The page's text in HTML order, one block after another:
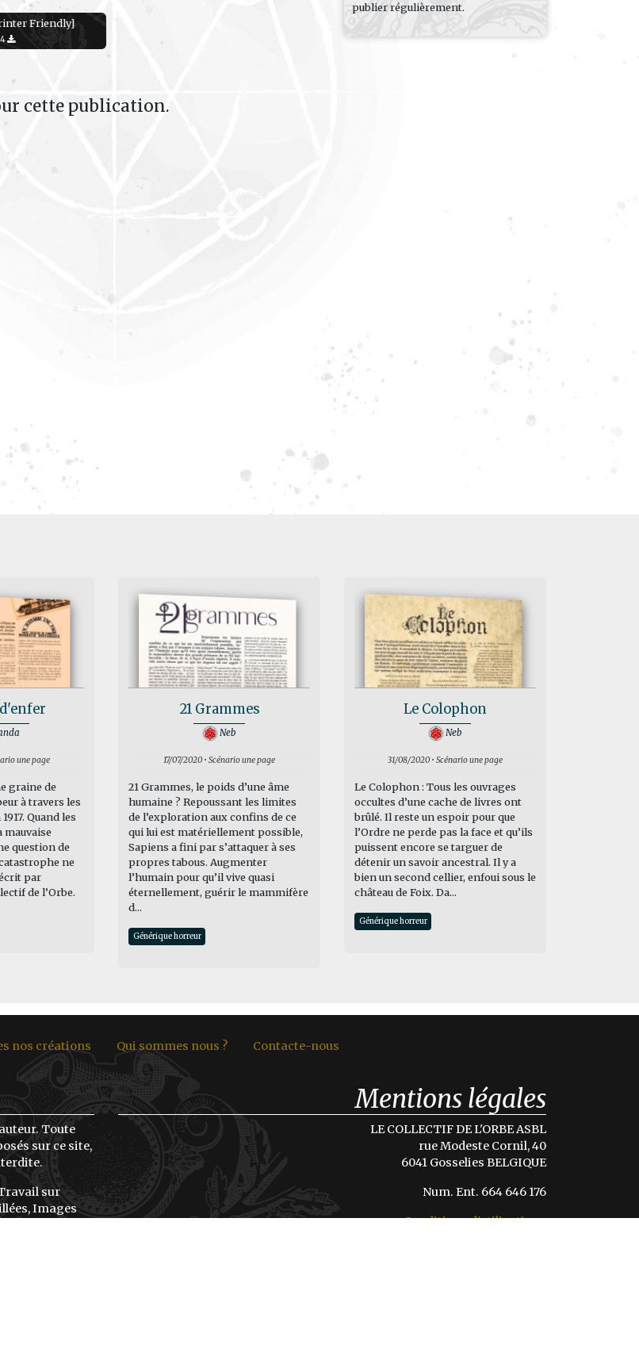
Friendly]
cette publication.
publier régulièrement.
une page
graine de
à travers les
Quand les
mauvaise
question de
ne
par
de l’Orbe.
21 Grammes
Neb
17/07/2020 • Scénario une page
21 Grammes, le poids d’une âme
humaine ? Repoussant les limites
de l’exploration aux confins de ce
qui lui est matériellement possible,
Sapiens a fini par s’attaquer à ses
propres tabous. Augmenter
l’humain pour qu’il vive quasi
éternellement, guérir le mammifère
d...
Générique horreur
Le Colophon
Neb
31/08/2020 • Scénario une page
Le Colophon : Tous les ouvrages
occultes d’une cache de livres ont
brûlé. Il reste un espoir pour que
l’Ordre ne perde pas la face et qu’ils
puissent encore se targuer de
détenir un savoir ancestral. Il y a
bien un second cellier, enfoui sous le
château de Foix. Da...
Générique horreur
nos créations Qui sommes nous ? Contacte-nous
Toute
sur ce site,
sur
Images
Mentions légales
LE COLLECTIF DE L'ORBE ASBL
rue Modeste Cornil, 40
6041 Gosselies BELGIQUE
Num. Ent. 664 646 176
Conditions d'utilisations